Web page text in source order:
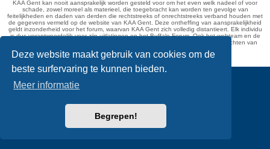
Deze website maakt gebruik van cookies om de
beste surfervaring te kunnen bieden.
Meer informatie
Begrepen!
KAA Gent kan nooit aansprakelijk worden gesteld voor om het even welk nadeel of voor
schade, zowel moreel als materieel, die toegebracht kan worden ten gevolge van
feitelijkheden en daden van derden die rechtstreeks of onrechtstreeks verband houden met
de gegevens vermeld op de website van KAA Gent. Deze ontheffing van aansprakelijkheid
geldt inzonderheid voor het forum, waarvan KAA Gent zich volledig distantieert. Elk individu
is dus verantwoordelijk voor zijn uitlatingen op het Buffalo Forum. Ook het webteam en de
moderators kunnen niet aansprakelijk gesteld worden voor de inhoud van berichten van
phpBB Two Factor Authentication ©paul999